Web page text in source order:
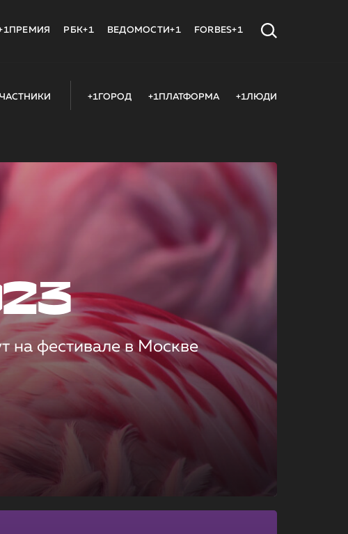
РБК+1 ВЕДОМОСТИ+1 FORBES+1
+1ГОРОД +1ПЛАТФОРМА +1ЛЮДИ
на фестивале в Москве